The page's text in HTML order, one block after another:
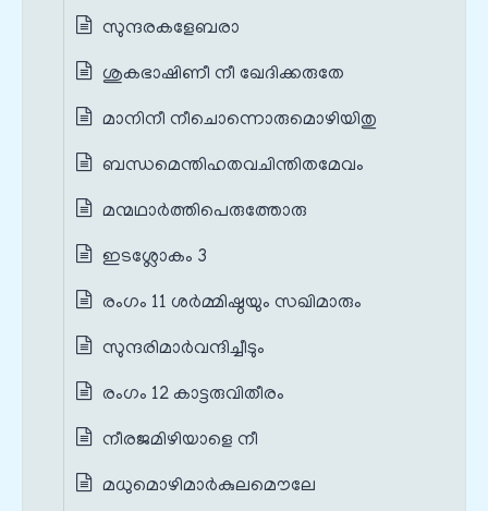
സുന്ദരകളേബരാ
ശുകഭാഷിണീ നീ ഖേദിക്കരുതേ
മാനിനീ നീചൊന്നൊരുമൊഴിയിതു
ബന്ധമെന്തിഹതവചിന്തിതമേവം
മന്മഥാര്‍ത്തിപെരുത്തോരു
ഇടശ്ലോകം 3
രംഗം 11 ശർമ്മിഷ്ഠയും സഖിമാരും
സുന്ദരിമാര്‍വന്ദിച്ചീടും
രംഗം 12 കാട്ടരുവിതീരം
നീരജമിഴിയാളെ നീ
മധുമൊഴിമാര്‍കുലമൌലേ